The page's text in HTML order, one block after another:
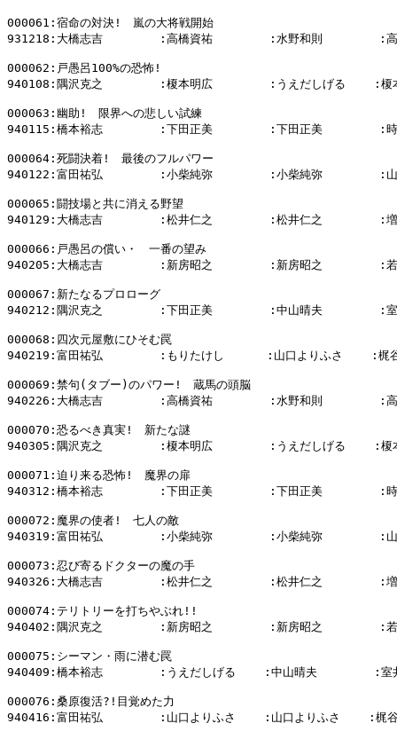
000061:宿命の対決!　嵐の大将戦開始
931218:大橋志吉        :高橋資祐        :水野和則        :高
000062:戸愚呂100%の恐怖!
940108:隅沢克之        :榎本明広        :うえだしげる    :榎
000063:幽助!　限界への悲しい試練
940115:橋本裕志        :下田正美        :下田正美        :時
000064:死闘決着!　最後のフルパワー
940122:富田祐弘        :小柴純弥        :小柴純弥        :山
000065:闘技場と共に消える野望
940129:大橋志吉        :松井仁之        :松井仁之        :増
000066:戸愚呂の償い・　一番の望み
940205:大橋志吉        :新房昭之        :新房昭之        :若
000067:新たなるプロローグ
940212:隅沢克之        :下田正美        :中山晴夫        :室
000068:四次元屋敷にひそむ罠
940219:富田祐弘        :もりたけし      :山口よりふさ    :梶
000069:禁句(タブー)のパワー!　蔵馬の頭脳
940226:大橋志吉        :高橋資祐        :水野和則        :高
000070:恐るべき真実!　新たな謎
940305:隅沢克之        :榎本明広        :うえだしげる    :榎
000071:迫り来る恐怖!　魔界の扉
940312:橋本裕志        :下田正美        :下田正美        :時
000072:魔界の使者!　七人の敵
940319:富田祐弘        :小柴純弥        :小柴純弥        :山
000073:忍び寄るドクターの魔の手
940326:大橋志吉        :松井仁之        :松井仁之        :増
000074:テリトリーを打ちやぶれ!!
940402:隅沢克之        :新房昭之        :新房昭之        :若
000075:シーマン・雨に潜む罠
940409:橋本裕志        :うえだしげる    :中山晴夫        :室井
000076:桑原復活?!目覚めた力
940416:富田祐弘        :山口よりふさ    :山口よりふさ    :梶谷